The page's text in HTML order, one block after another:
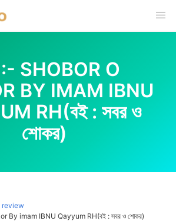
SHOBOR O
BY IMAM IBNU
RH(বই : সবর ও
শোকর)
review
By imam IBNU Qayyum RH(বই : সবর ও শোকর)